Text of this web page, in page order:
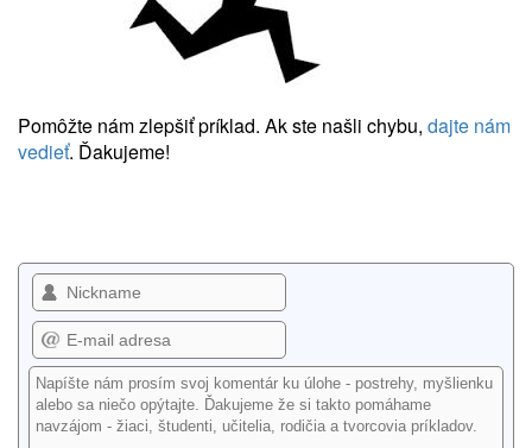
Pomôžte nám zlepšiť príklad. Ak ste našli chybu, dajte nám
vedieť. Ďakujeme!